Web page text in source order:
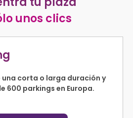
unos clics
corta o larga duración y
600 parkings en Europa.